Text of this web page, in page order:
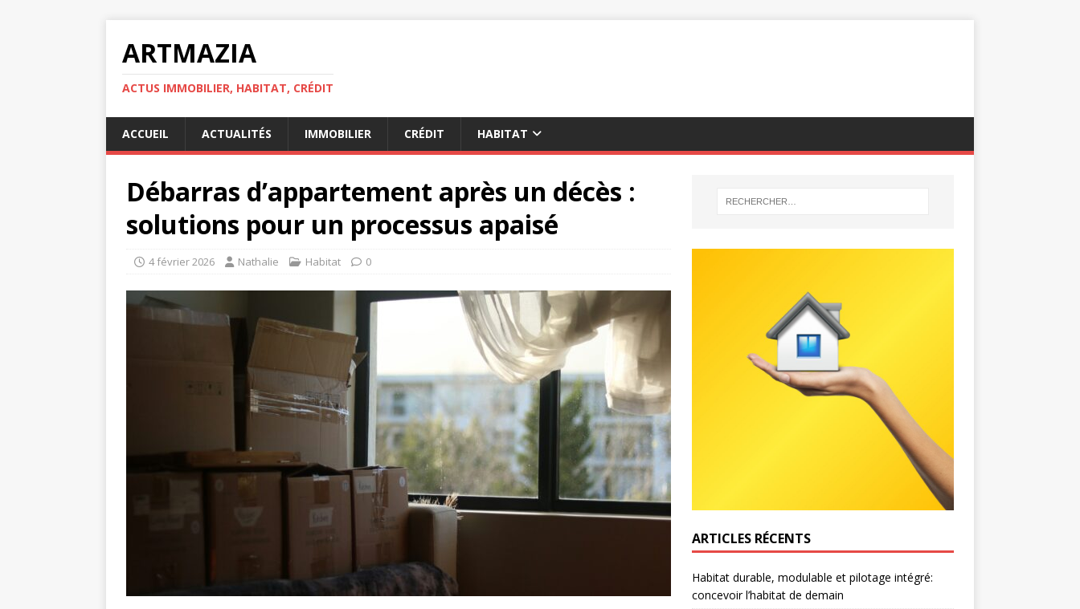
ARTMAZIA
ACTUS IMMOBILIER, HABITAT, CRÉDIT
ACCUEIL ACTUALITÉS IMMOBILIER CRÉDIT HABITAT
Débarras d’appartement après un décès :
solutions pour un processus apaisé
4 février 2026 Nathalie Habitat 0
ARTICLES RÉCENTS
Habitat durable, modulable et pilotage intégré:
concevoir l’habitat de demain